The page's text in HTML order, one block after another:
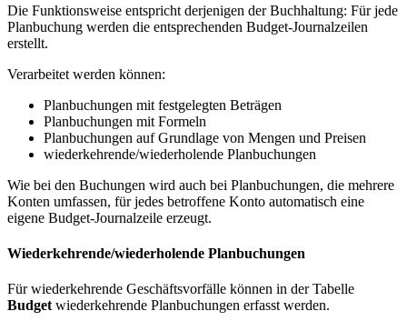
Die Funktionsweise entspricht derjenigen der Buchhaltung: Für jede
Planbuchung werden die entsprechenden Budget-Journalzeilen
erstellt.
Verarbeitet werden können:
Planbuchungen mit festgelegten Beträgen
Planbuchungen mit Formeln
Planbuchungen auf Grundlage von Mengen und Preisen
wiederkehrende/wiederholende Planbuchungen
Wie bei den Buchungen wird auch bei Planbuchungen, die mehrere
Konten umfassen, für jedes betroffene Konto automatisch eine
eigene Budget-Journalzeile erzeugt.
Wiederkehrende/wiederholende Planbuchungen
Für wiederkehrende Geschäftsvorfälle können in der Tabelle
Budget wiederkehrende Planbuchungen erfasst werden.